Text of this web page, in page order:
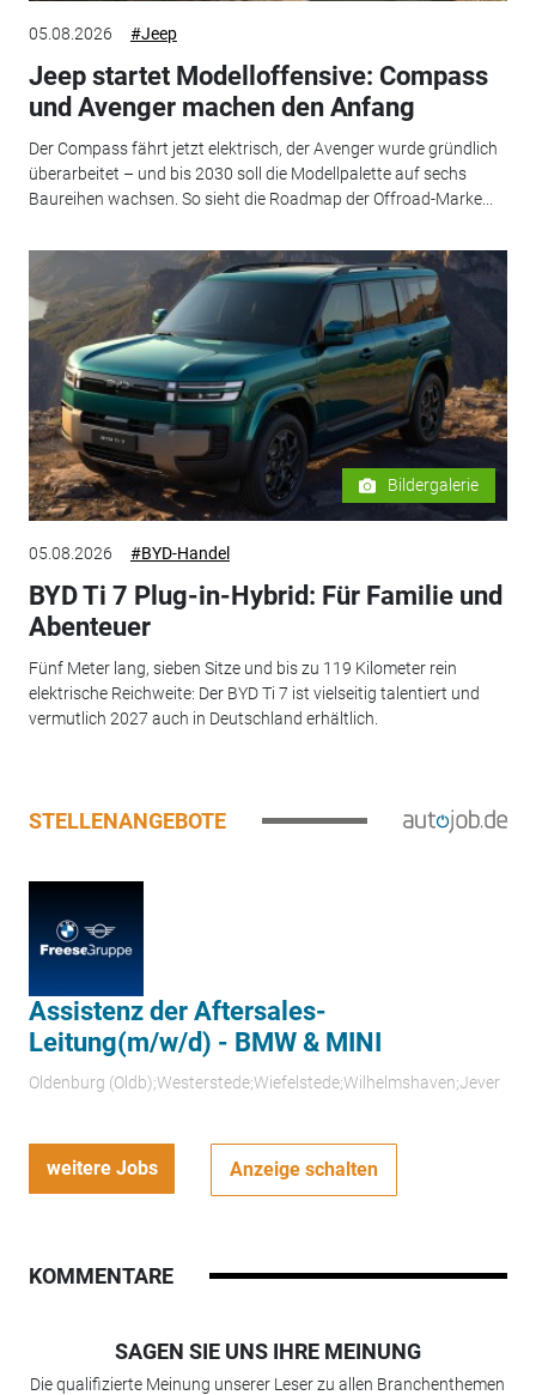
05.08.2026 #Jeep
Jeep startet Modelloffensive: Compass
und Avenger machen den Anfang
Der Compass fährt jetzt elektrisch, der Avenger wurde gründlich
überarbeitet – und bis 2030 soll die Modellpalette auf sechs
Baureihen wachsen. So sieht die Roadmap der Offroad-Marke...
Bildergalerie
05.08.2026 #BYD-Handel
BYD Ti 7 Plug-in-Hybrid: Für Familie und
Abenteuer
Fünf Meter lang, sieben Sitze und bis zu 119 Kilometer rein
elektrische Reichweite: Der BYD Ti 7 ist vielseitig talentiert und
vermutlich 2027 auch in Deutschland erhältlich.
STELLENANGEBOTE
Assistenz der Aftersales-
Leitung(m/w/d) - BMW & MINI
Oldenburg (Oldb);Westerstede;Wiefelstede;Wilhelmshaven;Jever
weitere Jobs Anzeige schalten
KOMMENTARE
SAGEN SIE UNS IHRE MEINUNG
Die qualifizierte Meinung unserer Leser zu allen Branchenthemen